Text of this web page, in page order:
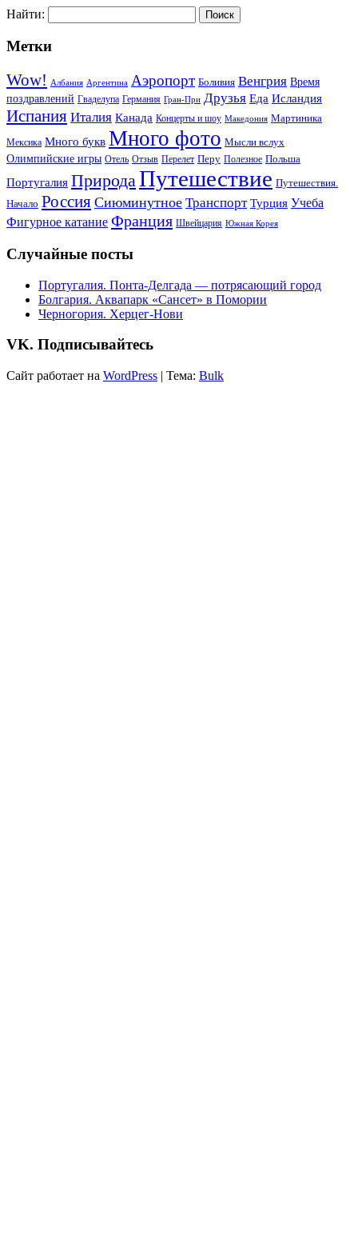
Найти:
Метки
Wow! Албания Аргентина Аэропорт Боливия Венгрия Время
поздравлений Гваделупа Германия Гран-При Друзья Еда Исландия
Испания Италия Канада Концерты и шоу Македония Мартиника
Мексика Много букв Много фото Мысли вслух
Олимпийские игры Отель Отзыв Перелет Перу Полезное Польша
Португалия ПриродаПутешествие Путешествия.
Начало Россия Сиюминутное Транспорт Турция Учеба
Фигурное катание Франция Швейцария Южная Корея
Случайные посты
Португалия. Понта-Делгада — потрясающий город
Болгария. Аквапарк «Сансет» в Помории
Черногория. Херцег-Нови
VK. Подписывайтесь
Сайт работает на WordPress | Тема: Bulk